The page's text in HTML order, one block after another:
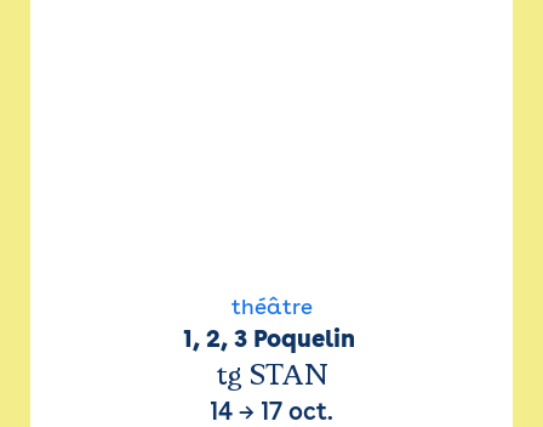
théâtre
1, 2, 3 Poquelin
tg STAN
14 → 17 oct.